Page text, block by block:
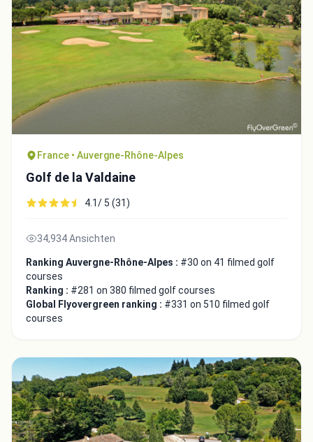
France • Auvergne-Rhône-Alpes
Golf de la Valdaine
4.1/ 5 (31)
34,934 Ansichten
Ranking Auvergne-Rhône-Alpes : #30 on 41 filmed golf
courses
Ranking : #281 on 380 filmed golf courses
Global Flyovergreen ranking : #331 on 510 filmed golf
courses